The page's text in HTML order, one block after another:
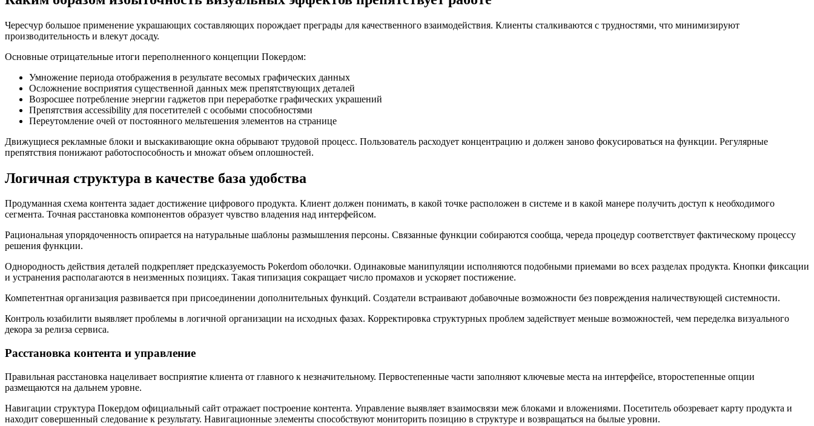
Чересчур большое применение украшающих составляющих порождает преграды для качественного взаимодействия. Клиенты сталкиваются с трудностями, что минимизируют
производительность и влекут досаду.
Основные отрицательные итоги переполненного концепции Покердом:
Умножение периода отображения в результате весомых графических данных
Осложнение восприятия существенной данных меж препятствующих деталей
Возросшее потребление энергии гаджетов при переработке графических украшений
Препятствия accessibility для посетителей с особыми способностями
Переутомление очей от постоянного мельтешения элементов на странице
Движущиеся рекламные блоки и выскакивающие окна обрывают трудовой процесс. Пользователь расходует концентрацию и должен заново фокусироваться на функции. Регулярные
препятствия понижают работоспособность и множат объем оплошностей.
Логичная структура в качестве база удобства
Продуманная схема контента задает достижение цифрового продукта. Клиент должен понимать, в какой точке расположен в системе и в какой манере получить доступ к необходимого
сегмента. Точная расстановка компонентов образует чувство владения над интерфейсом.
Рациональная упорядоченность опирается на натуральные шаблоны размышления персоны. Связанные функции собираются сообща, череда процедур соответствует фактическому процессу
решения функции.
Однородность действия деталей подкрепляет предсказуемость Pokerdom оболочки. Одинаковые манипуляции исполняются подобными приемами во всех разделах продукта. Кнопки фиксации
и устранения располагаются в неизменных позициях. Такая типизация сокращает число промахов и ускоряет постижение.
Компетентная организация развивается при присоединении дополнительных функций. Создатели встраивают добавочные возможности без повреждения наличествующей системности.
Контроль юзабилити выявляет проблемы в логичной организации на исходных фазах. Корректировка структурных проблем задействует меньше возможностей, чем переделка визуального
декора за релиза сервиса.
Расстановка контента и управление
Правильная расстановка нацеливает восприятие клиента от главного к незначительному. Первостепенные части заполняют ключевые места на интерфейсе, второстепенные опции
размещаются на дальнем уровне.
Навигации структура Покердом официальный сайт отражает построение контента. Управление выявляет взаимосвязи меж блоками и вложениями. Посетитель обозревает карту продукта и
находит совершенный следование к результату. Навигационные элементы способствуют мониторить позицию в структуре и возвращаться на былые уровни.